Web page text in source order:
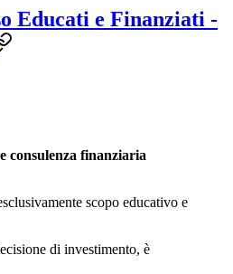
Educati e Finanziati -
consulenza finanziaria
scopo educativo e
di investimento, è